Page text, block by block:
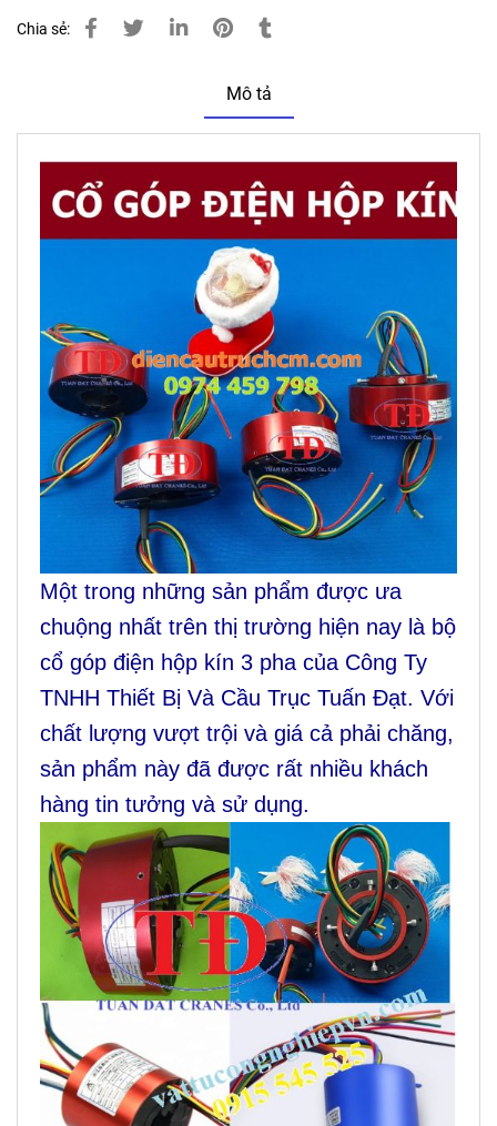
Chia sẻ:
Mô tả
Một trong những sản phẩm được ưa
chuộng nhất trên thị trường hiện nay là bộ
cổ góp điện hộp kín 3 pha của Công Ty
TNHH Thiết Bị Và Cầu Trục Tuấn Đạt. Với
chất lượng vượt trội và giá cả phải chăng,
sản phẩm này đã được rất nhiều khách
hàng tin tưởng và sử dụng.